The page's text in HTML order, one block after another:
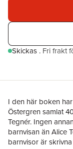
Skickas . Fri frakt
I den här boken
Östergren samlat
Tegnér. Ingen
barnvisan än Alice
barnvisor är